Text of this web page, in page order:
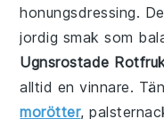
honungsdressing.
jordig smak som
Ugnsrostade
alltid en vinnare.
morötter,